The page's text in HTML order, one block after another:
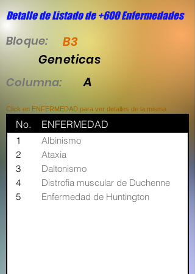
Detalle de Listado de +600 Enfermedades
Bloque: B3
Geneticas
Columna: A
Click en ENFERMEDAD para ver detalles de la misma
No. ENFERMEDAD
1
Albinismo
2
Ataxia
3
Daltonismo
4
Distrofia muscular de Duchenne
5
Enfermedad de Huntington